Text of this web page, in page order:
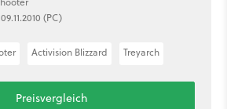
(PC)
Activision Blizzard Treyarch
Preisvergleich